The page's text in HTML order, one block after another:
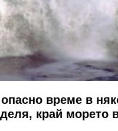
време в
край морето